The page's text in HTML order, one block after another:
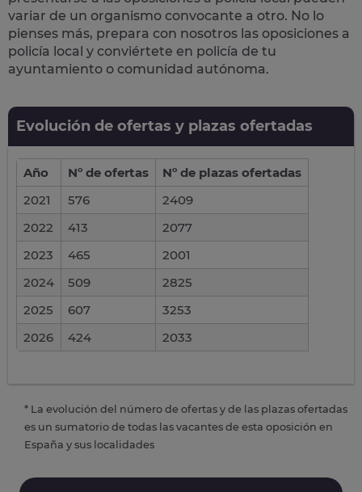
variar de un organismo convocante a otro. No lo
pienses más, prepara con nosotros las oposiciones a
policía local y conviértete en policía de tu
ayuntamiento o comunidad autónoma.
Evolución de ofertas y plazas ofertadas
Año Nº de ofertas
Nº de plazas ofertadas
2021
576
2409
2022
413
2077
2023
465
2001
2024
509
2825
2025
607
3253
2026
424 2033
* La evolución del número de ofertas y de las plazas ofertadas
es un sumatorio de todas las vacantes de esta oposición en
España y sus localidades